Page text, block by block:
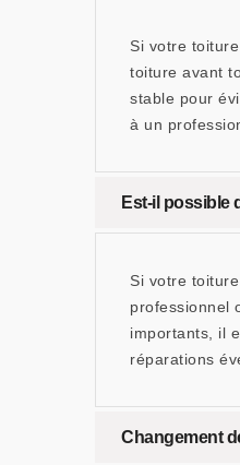
Si votre
toiture avant
stable pour
à un
Est-il possible
Si votre
professionnel
importants, il
réparations
Changement